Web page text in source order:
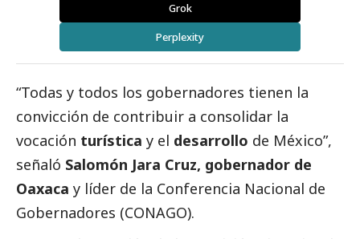
Grok
Perplexity
“Todas y todos los gobernadores tienen la
convicción de contribuir a consolidar la
vocación turística y el desarrollo de México”,
señaló Salomón Jara Cruz, gobernador de
Oaxaca y líder de la Conferencia Nacional de
Gobernadores (CONAGO).